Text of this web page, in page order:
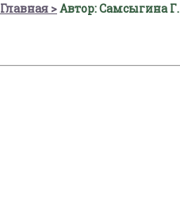
Главная Автор: Самсыгина Г.